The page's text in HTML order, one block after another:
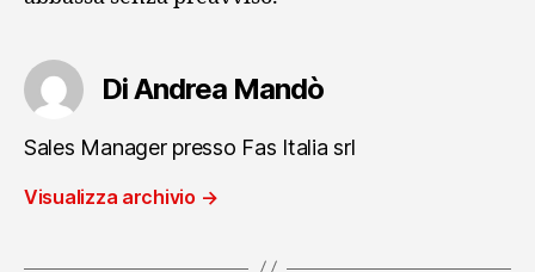
Di Andrea Mandò
Sales Manager presso Fas Italia srl
Visualizza archivio →